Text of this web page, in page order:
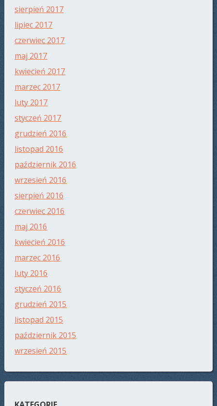
sierpień 2017
lipiec 2017
czerwiec 2017
maj 2017
kwiecień 2017
marzec 2017
luty 2017
styczeń 2017
grudzień 2016
listopad 2016
październik 2016
wrzesień 2016
sierpień 2016
czerwiec 2016
maj 2016
kwiecień 2016
marzec 2016
luty 2016
styczeń 2016
grudzień 2015
listopad 2015
październik 2015
wrzesień 2015